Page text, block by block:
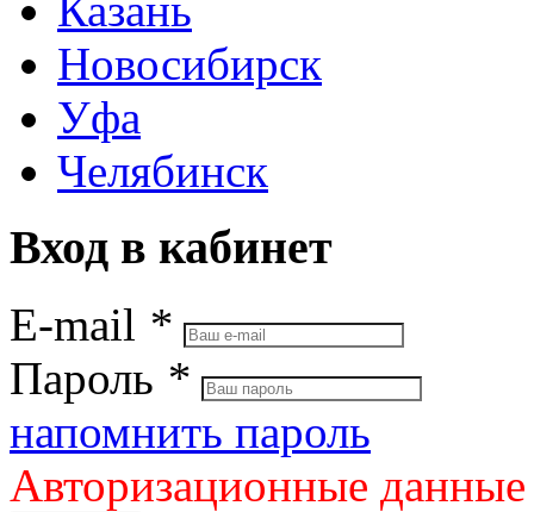
Новосибирск
Уфа
Челябинск
Вход в кабинет
E-mail *
Пароль *
напомнить пароль
Авторизационные